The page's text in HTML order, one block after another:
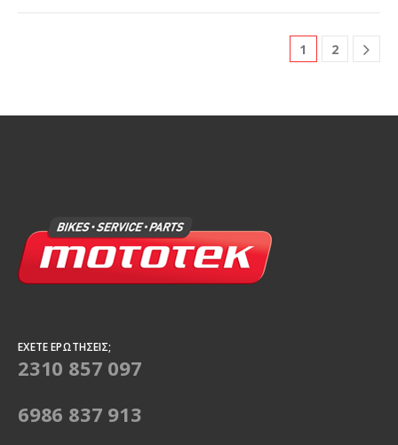
1 2
ΈΧΕΤΕ ΕΡΩΤΉΣΕΙΣ;
2310 857 097
6986 837 913